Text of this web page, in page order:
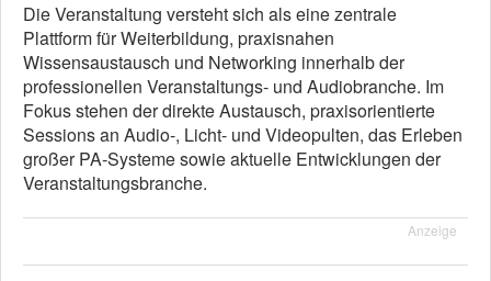
Die Veranstaltung versteht sich als eine zentrale
Plattform für Weiterbildung, praxisnahen
Wissensaustausch und Networking innerhalb der
professionellen Veranstaltungs- und Audiobranche. Im
Fokus stehen der direkte Austausch, praxisorientierte
Sessions an Audio-, Licht- und Videopulten, das Erleben
großer PA-Systeme sowie aktuelle Entwicklungen der
Veranstaltungsbranche.
Anzeige